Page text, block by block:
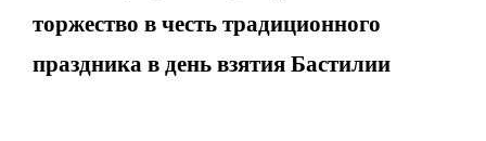
торжество в честь традиционного
праздника в день взятия Бастилии